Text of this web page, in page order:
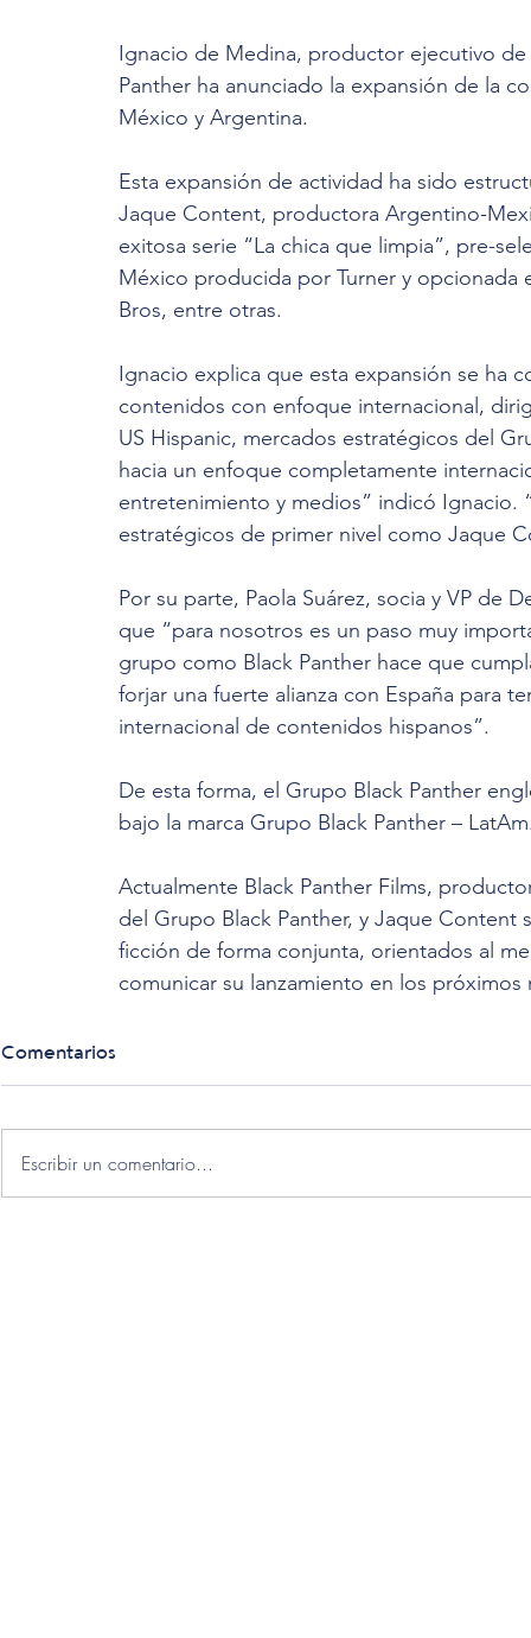
Ignacio de Medina, productor ejecutivo
Panther ha anunciado la expansión de la
México y Argentina.
Esta expansión de actividad ha sido
Jaque Content, productora Argentino-
exitosa serie “La chica que limpia”, pre-
México producida por Turner y opcionada
Bros, entre otras.
Ignacio explica que esta expansión se ha
contenidos con enfoque internacional,
US Hispanic, mercados estratégicos del
hacia un enfoque completamente
entretenimiento y medios” indicó
estratégicos de primer nivel como Jaque
Por su parte, Paola Suárez, socia y VP de
que “para nosotros es un paso muy
grupo como Black Panther hace que
forjar una fuerte alianza con España para
internacional de contenidos hispanos”.
De esta forma, el Grupo Black Panther
bajo la marca Grupo Black Panther –
Actualmente Black Panther Films,
del Grupo Black Panther, y Jaque
ficción de forma conjunta, orientados al
comunicar su lanzamiento en los próximos
Comentarios
Escribir un comentario...